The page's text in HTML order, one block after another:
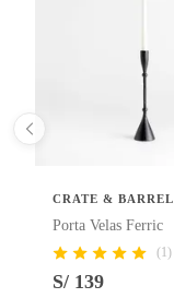
CRATE & BARREL
Porta Velas Ferric
(1)
S/ 139